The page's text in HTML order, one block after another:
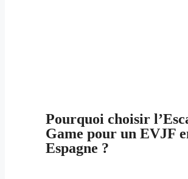
Pourquoi choisir
Game pour un EVJF
Espagne ?